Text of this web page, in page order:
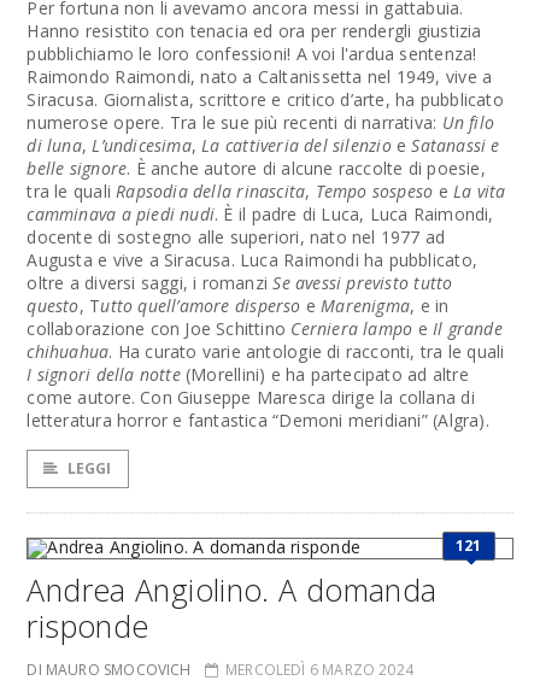
Per fortuna non li avevamo ancora messi in gattabuia.
Hanno resistito con tenacia ed ora per rendergli giustizia
pubblichiamo le loro confessioni! A voi l'ardua sentenza!
Raimondo Raimondi, nato a Caltanissetta nel 1949, vive a
Siracusa. Giornalista, scrittore e critico d’arte, ha pubblicato
numerose opere. Tra le sue più recenti di narrativa: Un filo
di luna,L’undicesima,La cattiveria del silenzioeSatanassi e
belle signore. È anche autore di alcune raccolte di poesie,
tra le qualiRapsodia della rinascita, Tempo sospeso e La vita
camminava a piedi nudi. È il padre di Luca, Luca Raimondi,
docente di sostegno alle superiori, nato nel 1977 ad
Augusta e vive a Siracusa. Luca Raimondi ha pubblicato,
oltre a diversi saggi, i romanziSe avessi previsto tutto
questo, Tutto quell’amore disperso eMarenigma, e in
collaborazione con Joe Schittino Cerniera lampo e Il grande
chihuahua. Ha curato varie antologie di racconti, tra le quali
I signori della notte(Morellini) e ha partecipato ad altre
come autore. Con Giuseppe Maresca dirige la collana di
letteratura horror e fantastica “Demoni meridiani” (Algra).
LEGGI
121
Andrea Angiolino. A domanda
risponde
DI MAURO SMOCOVICH MERCOLEDÌ 6 MARZO 2024